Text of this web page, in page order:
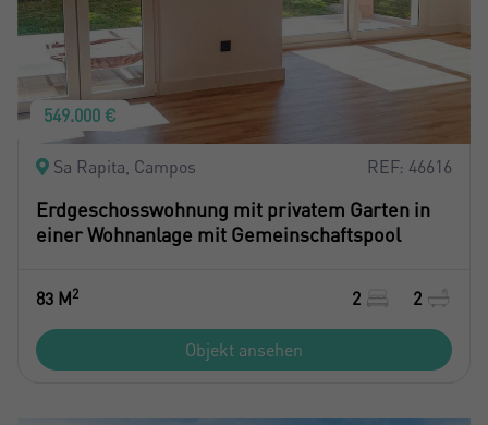
549.000 €
Sa Rapita, Campos REF: 46616
Erdgeschosswohnung mit privatem Garten in
einer Wohnanlage mit Gemeinschaftspool
83 M2 2 2
Objekt ansehen